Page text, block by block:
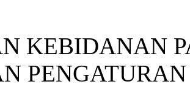
KEBIDANAN